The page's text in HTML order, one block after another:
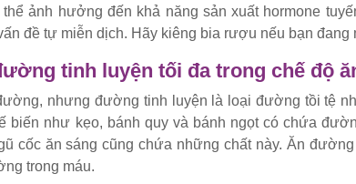
ảnh hưởng đến khả năng sản xuất hormone
đề tự miễn dịch. Hãy kiêng bia rượu nếu bạn đang
tinh luyện tối đa trong chế độ
nhưng đường tinh luyện là loại đường tồi tệ
biến như kẹo, bánh quy và bánh ngọt có chứa
cốc ăn sáng cũng chứa những chất này. Ăn
trong máu.